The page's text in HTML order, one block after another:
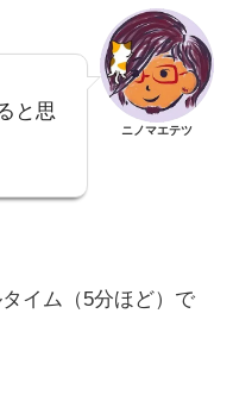
と思
ニノマエテツ
イム（5分ほど）で